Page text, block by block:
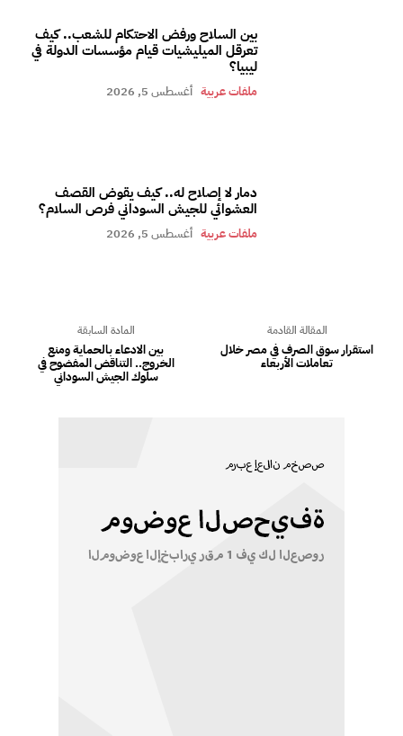
بين السلاح ورفض الاحتكام للشعب.. كيف
تعرقل الميليشيات قيام مؤسسات الدولة في
ليبيا؟
ملفات عربية أغسطس 5, 2026
دمار لا إصلاح له.. كيف يقوض القصف
العشوائي للجيش السوداني فرص السلام؟
ملفات عربية أغسطس 5, 2026
المادة السابقة
بين الادعاء بالحماية ومنع
الخروج.. التناقض المفضوح في
سلوك الجيش السوداني
المقالة القادمة
استقرار سوق الصرف في مصر خلال
تعاملات الأربعاء